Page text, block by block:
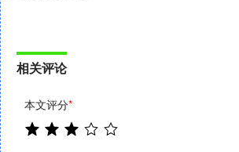
相关评论
本文评分*